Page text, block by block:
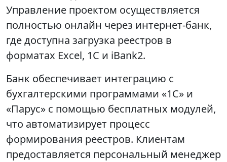
Управление проектом осуществляется
полностью онлайн через интернет-банк,
где доступна загрузка реестров в
форматах Excel, 1С и iBank2.
Банк обеспечивает интеграцию с
бухгалтерскими программами «1С» и
«Парус» с помощью бесплатных модулей,
что автоматизирует процесс
формирования реестров. Клиентам
предоставляется персональный менеджер